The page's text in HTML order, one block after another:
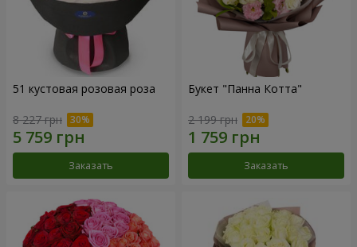
51 кустовая розовая роза
8 227 грн
Заказать
Букет "Панна Котта"
2 199 грн
Заказать